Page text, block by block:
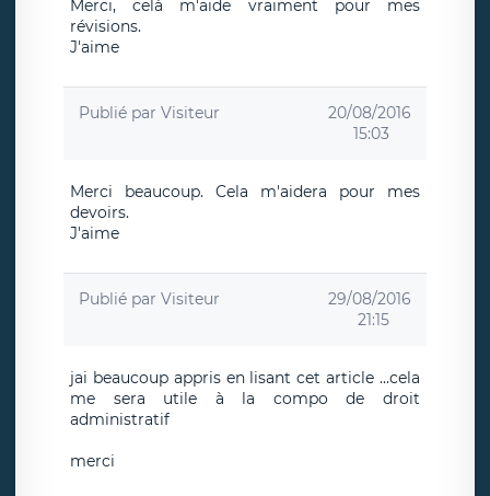
Merci, celà m'aide vraiment pour mes
révisions.
J'aime
Publié par Visiteur
20/08/2016
15:03
Merci beaucoup. Cela m'aidera pour mes
devoirs.
J'aime
Publié par Visiteur
29/08/2016
21:15
jai beaucoup appris en lisant cet article ...cela
me sera utile à la compo de droit
administratif
merci